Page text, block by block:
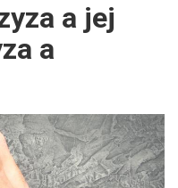
a jej
a